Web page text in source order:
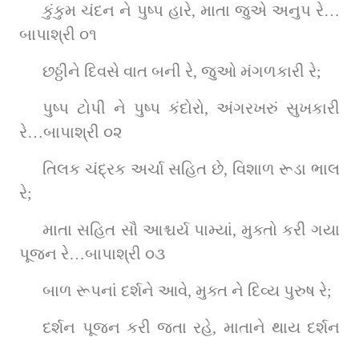
કુંકુમ ચંદન ને પુષ્પ હારે, માતા જુએ અનુપ રે…
બાપાશ્રી ૦૧
છઠ્ઠીને દિવસે વાત બની રે, જુઓ મંગળકારી રે;
પુષ્પ ટોપી ને પુષ્પ કંદોરો, અંગરખરું સુખકારી
રે…બાપાશ્રી ૦૨
તિલક ચંદ્રક અર્ચા સહિત છે, વિશાળ રૂડા ભાલ
રે;
માતા સહિત સૌ આશ્ચર્ય પામ્યાં, મુક્તો કરી ગયા
પૂજન રે…બાપાશ્રી ૦૩
બાળ રૂપનાં દર્શને આવે, મુક્ત ને દિવ્ય પુરુષ રે;
દર્શન પૂજન કરી જતા રહે, માતાને થાય દર્શન